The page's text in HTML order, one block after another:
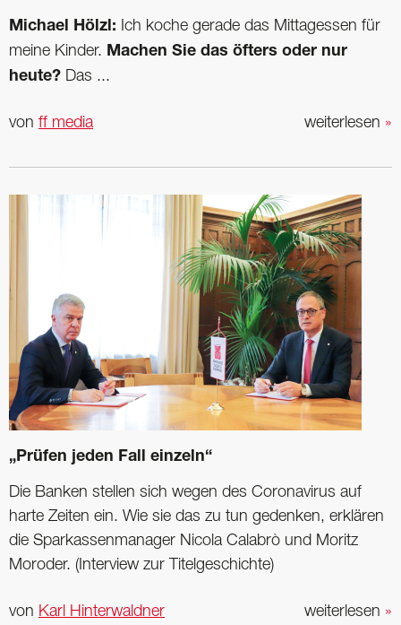
Michael Hölzl:
Ich koche gerade das Mittagessen für
meine Kinder. Machen Sie das öfters oder nur
heute?
Das ...
weiterlesen »
von ff media
„Prüfen jeden Fall einzeln“
Die Banken stellen sich wegen des Coronavirus auf
harte Zeiten ein. Wie sie das zu tun gedenken, erklären
die Sparkassenmanager Nicola Calabrò und Moritz
Moroder. (Interview zur Titelgeschichte)
weiterlesen »
von Karl Hinterwaldner